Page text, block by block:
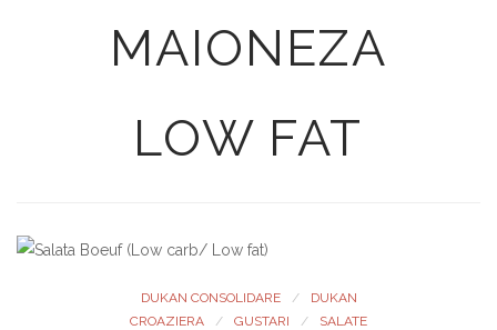
MAIONEZA
LOW FAT
DUKAN CONSOLIDARE
DUKAN
CROAZIERA
GUSTARI SALATE